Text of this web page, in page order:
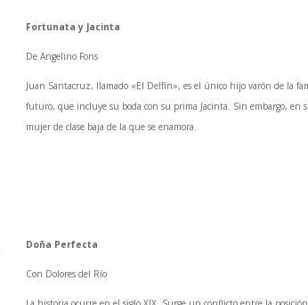
Fortunata y Jacinta
De Angelino Fons
Juan Santacruz, llamado «El Delfín», es el único hijo varón de la
futuro, que incluye su boda con su prima Jacinta. Sin embargo, en
mujer de clase baja de la que se enamora.
Doña Perfecta
Con Dolores del Río